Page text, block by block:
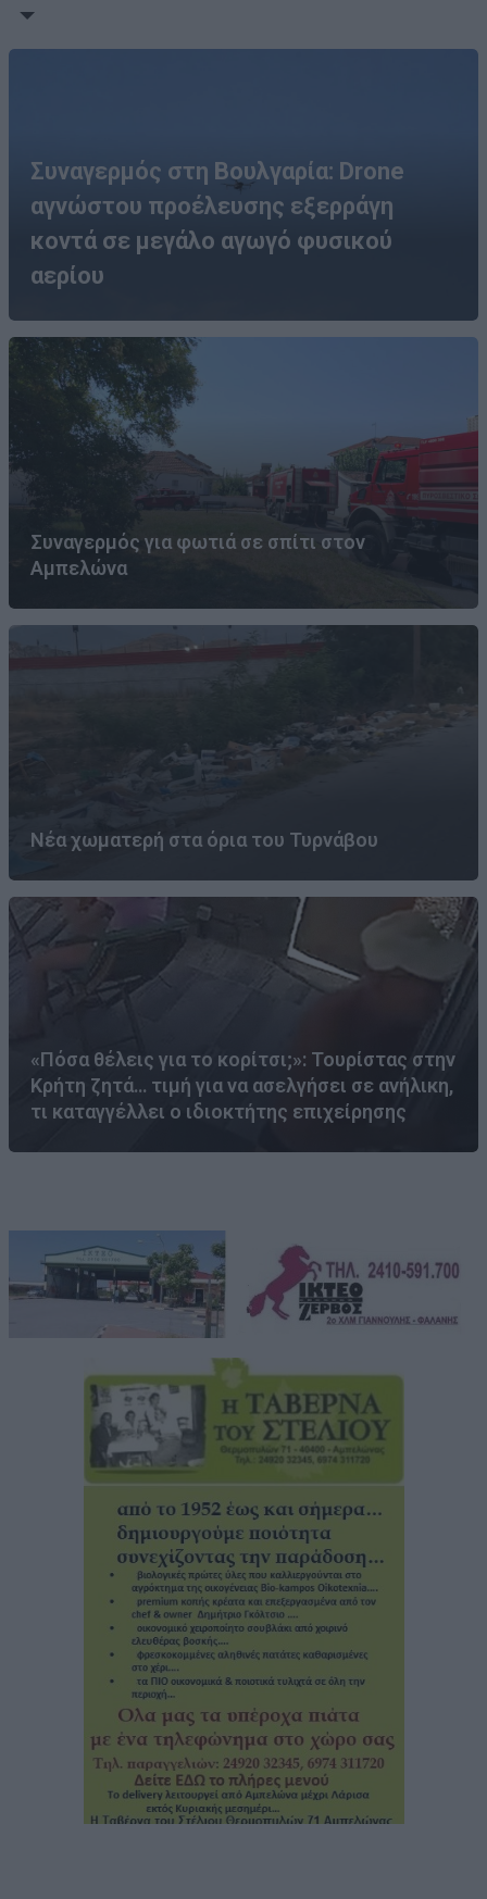
Συναγερμός στη Βουλγαρία: Drone
αγνώστου προέλευσης εξερράγη
κοντά σε μεγάλο αγωγό φυσικού
αερίου
Συναγερμός για φωτιά σε σπίτι στον
Αμπελώνα
Νέα χωματερή στα όρια του Τυρνάβου
«Πόσα θέλεις για το κορίτσι;»: Τουρίστας στην
Κρήτη ζητά… τιμή για να ασελγήσει σε ανήλικη,
τι καταγγέλλει ο ιδιοκτήτης επιχείρησης